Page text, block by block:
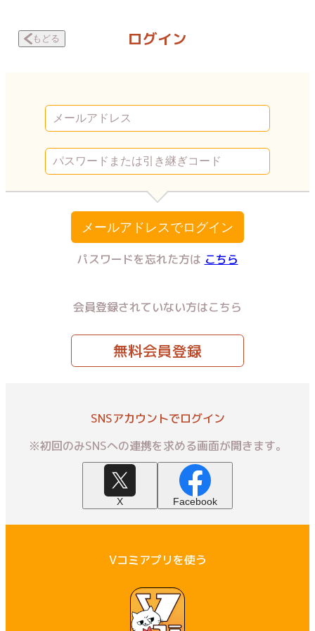
もどる ログイン
メールアドレスでログイン
パスワードを忘れた方は こちら
会員登録されていない方はこちら
無料会員登録
SNSアカウントでログイン
※初回のみSNSへの連携を求める画面が開きます。
X Facebook
Vコミアプリを使う